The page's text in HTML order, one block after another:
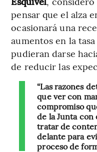
pensar que el alza
ocasionará una
aumentos en la
pudieran darse
de reducir las
“Las razones
que ver con
compromiso
de la Junta
tratar de
delante para
proceso de